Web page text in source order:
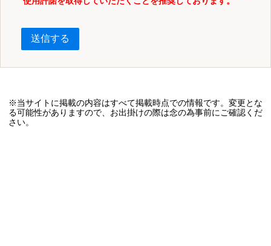
送信する
※当サイトに掲載の内容はすべて掲載時点での情報です。変更とな
る可能性がありますので、お出掛けの際は念の為事前にご確認くだ
さい。